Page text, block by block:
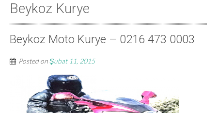
Beykoz Kurye
Beykoz Moto Kurye – 0216 473 0003
Posted onŞubat 11, 2015